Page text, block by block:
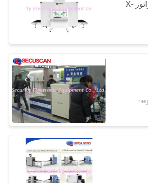
متحده آمریکا ژنراتور X-